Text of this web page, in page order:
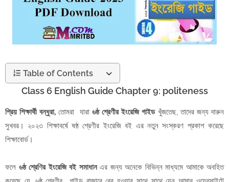
Table of Contents
Class 6 English Guide Chapter 9: politeness
প্রিয় শিক্ষার্থী বন্ধুরা, তোমরা যারা ৬ষ্ঠ শ্রেণীর ইংরেজি গাইডখুঁজতেছ, তাদের জন্য দারুন
সুখবর। ২০২৩ শিক্ষাবর্ষে ষষ্ঠ শ্রেণীর ইংরেজি বই এর নতুন সংস্করণ প্রকাশ করেছে
শিক্ষাবোর্ড।
ফলে ৬ষ্ঠ শ্রেণির ইংরেজি বই সমাধানএর জন্য অনেকে বিভিন্ন মাধ্যমে আমাকে অবহিত